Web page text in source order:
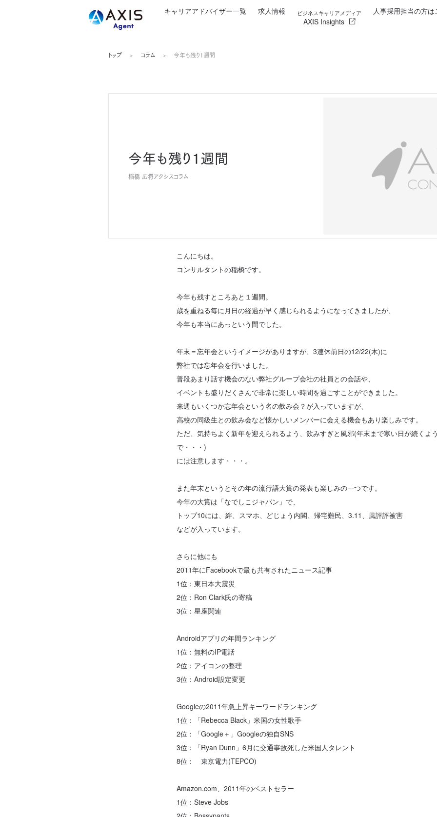
キャリアアドバイザー一覧 求人情報 ビジネスキャリアメディア
AXIS Insights
人事採用担当の方は
トップ コラム 今年も残り1週間
今年も残り1週間
稲橋 広将アクシスコラム
こんにちは。
コンサルタントの稲橋です。
今年も残すところあと１週間。
歳を重ねる毎に月日の経過が早く感じられるようになってきましたが、
今年も本当にあっという間でした。
年末＝忘年会というイメージがありますが、3連休前日の12/22(木)に
弊社では忘年会を行いました。
普段あまり話す機会のない弊社グループ会社の社員との会話や、
イベントも盛りだくさんで非常に楽しい時間を過ごすことができました。
来週もいくつか忘年会という名の飲み会？が入っていますが、
高校の同級生との飲み会など懐かしいメンバーに会える機会もあり楽しみです。
ただ、気持ちよく新年を迎えられるよう、飲みすぎと風邪(年末まで寒い日が続くよ
で・・・)
には注意します・・・。
また年末というとその年の流行語大賞の発表も楽しみの一つです。
今年の大賞は「なでしこジャパン」で、
トップ10には、絆、スマホ、どじょう内閣、帰宅難民、3.11、風評評被害
などが入っています。
さらに他にも
2011年にFacebookで最も共有されたニュース記事
1位：東日本大震災
2位：Ron Clark氏の寄稿
3位：星座関連
Androidアプリの年間ランキング
1位：無料のIP電話
2位：アイコンの整理
3位：Android設定変更
Googleの2011年急上昇キーワードランキング
1位：「Rebecca Black」米国の女性歌手
2位：「Google＋」Googleの独自SNS
3位：「Ryan Dunn」6月に交通事故死した米国人タレント
8位： 東京電力(TEPCO)
Amazon.com、2011年のベストセラー
1位：Steve Jobs